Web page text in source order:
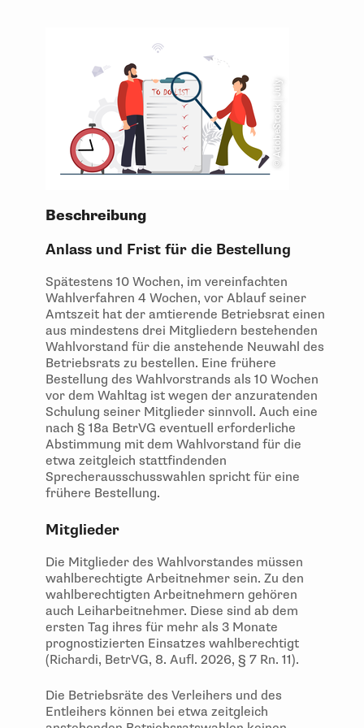
© AdobeStock | July
Beschreibung
Anlass und Frist für die Bestellung
Spätestens 10 Wochen, im vereinfachten
Wahlverfahren 4 Wochen, vor Ablauf seiner
Amtszeit hat der amtierende Betriebsrat einen
aus mindestens drei Mitgliedern bestehenden
Wahlvorstand für die anstehende Neuwahl des
Betriebsrats zu bestellen. Eine frühere
Bestellung des Wahlvorstrands als 10 Wochen
vor dem Wahltag ist wegen der anzuratenden
Schulung seiner Mitglieder sinnvoll. Auch eine
nach § 18a BetrVG eventuell erforderliche
Abstimmung mit dem Wahlvorstand für die
etwa zeitgleich stattfindenden
Sprecherausschusswahlen spricht für eine
frühere Bestellung.
Mitglieder
Die Mitglieder des Wahlvorstandes müssen
wahlberechtigte Arbeitnehmer sein. Zu den
wahlberechtigten Arbeitnehmern gehören
auch Leiharbeitnehmer. Diese sind ab dem
ersten Tag ihres für mehr als 3 Monate
prognostizierten Einsatzes wahlberechtigt
(Richardi, BetrVG, 8. Aufl. 2026, § 7 Rn. 11).
Die Betriebsräte des Verleihers und des
Entleihers können bei etwa zeitgleich